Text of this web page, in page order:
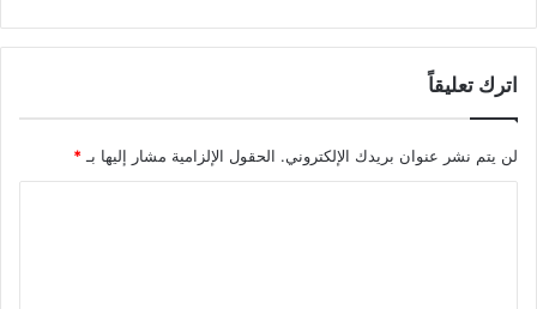
اترك تعليقاً
لن يتم نشر عنوان بريدك الإلكتروني. الحقول الإلزامية مشار إليها بـ *